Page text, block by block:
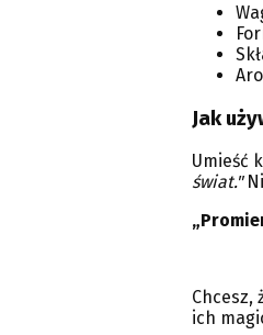
Jak
Umieść
świat."
Chcesz,
ich